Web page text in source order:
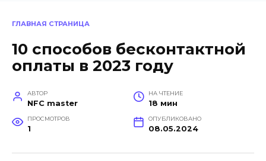
ГЛАВНАЯ СТРАНИЦА
10 способов бесконтактной
оплаты в 2023 году
АВТОР
NFC master
НА ЧТЕНИЕ
18 мин
ПРОСМОТРОВ
1
ОПУБЛИКОВАНО
08.05.2024